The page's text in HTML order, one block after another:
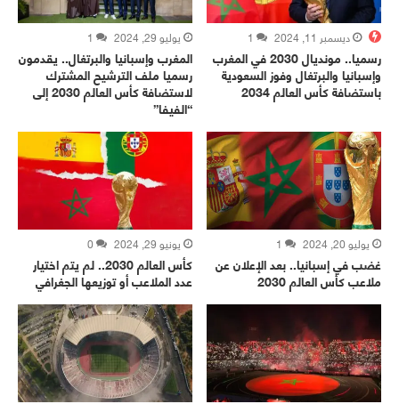
ديسمبر 11, 2024 1
رسميا.. مونديال 2030 في المغرب
وإسبانيا والبرتغال وفوز السعودية
باستضافة كأس العالم 2034
يوليو 29, 2024 1
المغرب وإسبانيا والبرتغال.. يقدمون
رسميا ملف الترشيح المشترك
لاستضافة كأس العالم 2030 إلى
“الفيفا”
يوليو 20, 2024 1
غضب في إسبانيا.. بعد الإعلان عن
ملاعب كأس العالم 2030
يونيو 29, 2024 0
كأس العالم 2030.. لم يتم اختيار
عدد الملاعب أو توزيعها الجغرافي